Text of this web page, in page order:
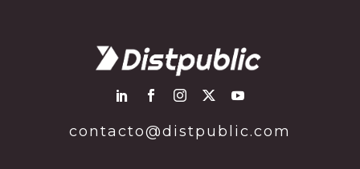
contacto@distpublic.com